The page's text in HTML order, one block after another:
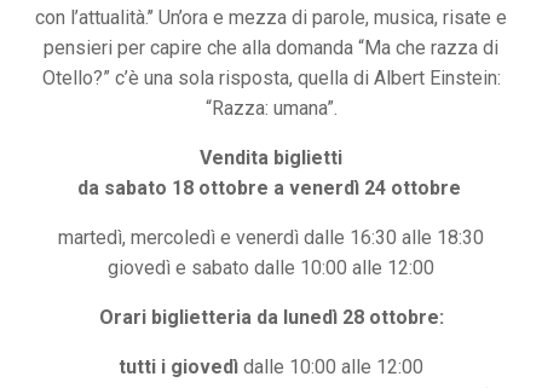
con l’attualità.’’ Un’ora e mezza di parole, musica, risate e
pensieri per capire che alla domanda “Ma che razza di
Otello?” c’è una sola risposta, quella di Albert Einstein:
“Razza: umana”.
Vendita biglietti
da sabato 18 ottobre a venerdì 24 ottobre
martedì, mercoledì e venerdì dalle 16:30 alle 18:30
giovedì e sabato dalle 10:00 alle 12:00
Orari biglietteria da lunedì 28 ottobre:
tutti i giovedì dalle 10:00 alle 12:00